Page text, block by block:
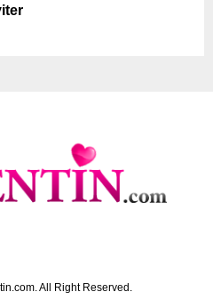
All Right Reserved.